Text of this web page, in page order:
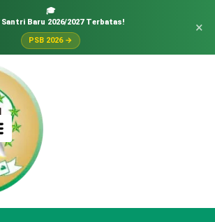
🎓
Baru 2026/2027 Terbatas!
PSB 2026 →
×